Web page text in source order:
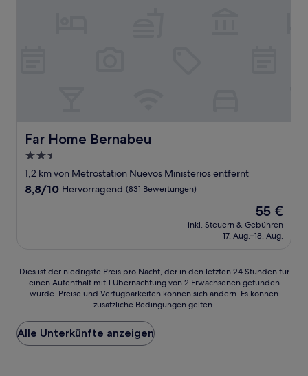
Far Home Bernabeu
Far Home Bernabeu
2.5-
Sterne-
Unterkunft
1,2 km von Metrostation Nuevos Ministerios entfernt
8.8
8,8/10 Hervorragend (831 Bewertungen)
Der
Preis
beträgt
55 €
inkl. Steuern & Gebühren
17. Aug.–18. Aug.
Dies
der
Preis
pro
Nacht,
Dies ist der niedrigste Preis pro Nacht, der in den letzten 24 Stunden für
einen Aufenthalt mit 1 Übernachtung von 2 Erwachsenen gefunden
wurde. Preise und Verfügbarkeiten können sich ändern. Es können
zusätzliche Bedingungen gelten.
Alle Unterkünfte anzeigen